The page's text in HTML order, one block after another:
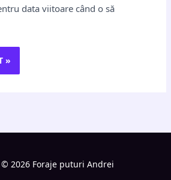
data viitoare când o să
© 2026 Foraje puturi Andrei